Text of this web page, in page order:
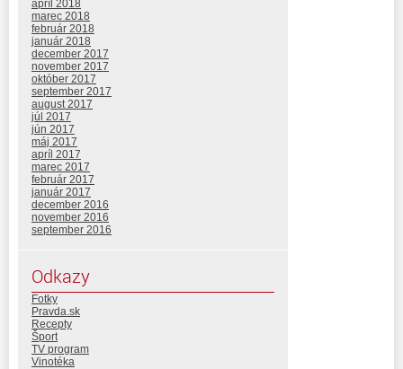
apríl 2018
marec 2018
február 2018
január 2018
december 2017
november 2017
október 2017
september 2017
august 2017
júl 2017
jún 2017
máj 2017
apríl 2017
marec 2017
február 2017
január 2017
december 2016
november 2016
september 2016
Odkazy
Fotky
Pravda.sk
Recepty
Šport
TV program
Vinotéka